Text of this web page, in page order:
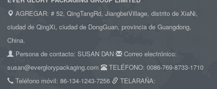
AGREGAR: # 52, QingTangRd, JiangbeiVillage, distrito de XiaNi,
ciudad de QingXi, ciudad de DongGuan, provincia de Guangdong,
China.
Persona de contacto: SUSAN DAN
Correo electrónico:
susan@everglorypackaging.com
TELÉFONO: 0086-769-8733-1710
Teléfono móvil: 86-134-1243-7256
TELARAÑA: